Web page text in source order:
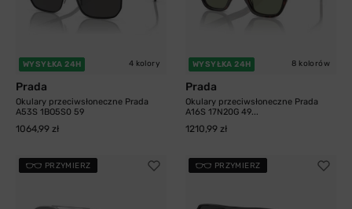
WYSYŁKA 24H 4 kolory
Prada
Okulary przeciwsłoneczne Prada
A53S 1BO5S0 59
1064,99 zł
WYSYŁKA 24H 8 kolorów
Prada
Okulary przeciwsłoneczne Prada
A16S 17N20G 49...
1210,99 zł
PRZYMIERZ PRZYMIERZ